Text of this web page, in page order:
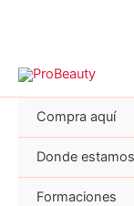
Compra aquí
Donde estamos
Formaciones